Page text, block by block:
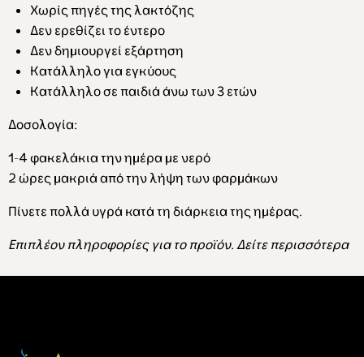
Χωρίς πηγές της λακτόζης
Δεν ερεθίζει το έντερο
Δεν δημιουργεί εξάρτηση
Κατάλληλο για εγκύους
Κατάλληλο σε παιδιά άνω των 3 ετών
Δοσολογία:
1-4 φακελάκια την ημέρα με νερό
2 ώρες μακριά από την λήψη των φαρμάκων
Πίνετε πολλά υγρά κατά τη διάρκεια της ημέρας.
Επιπλέον πληροφορίες για το προϊόν. Δείτε περισσότερα